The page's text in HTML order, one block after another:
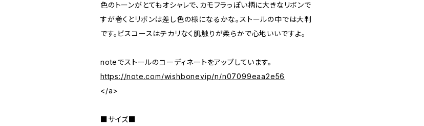
色のトーンがとてもオシャレで、カモフラっぽい柄に大きなリボンで
すが巻くとリボンは差し色の様になるかな。ストールの中では大判
です。ビスコースはテカリなく肌触りが柔らかで心地いいですよ。
noteでストールのコーディネートをアップしています。
https://note.com/wishbonevip/n/n07099eaa2e56
</a>
■サイズ■